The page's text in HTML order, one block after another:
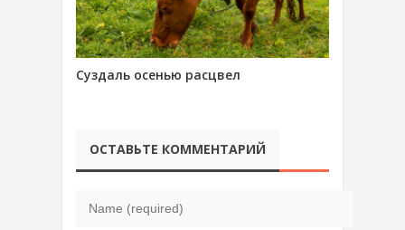
Суздаль осенью расцвел
ОСТАВЬТЕ КОММЕНТАРИЙ